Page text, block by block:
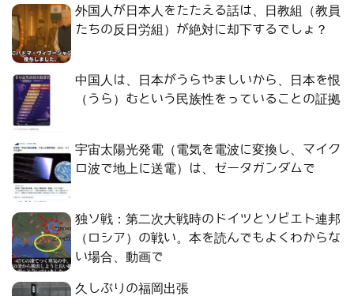
外国人が日本人をたたえる話は、日教組（教員
たちの反日労組）が絶対に却下するでしょ？
中国人は、日本がうらやましいから、日本を恨
（うら）むという民族性をっていることの証拠
宇宙太陽光発電（電気を電波に変換し、マイク
ロ波で地上に送電）は、ゼータガンダムで
独ソ戦：第二次大戦時のドイツとソビエト連邦
（ロシア）の戦い。本を読んでもよくわからな
い場合、動画で
久しぶりの福岡出張